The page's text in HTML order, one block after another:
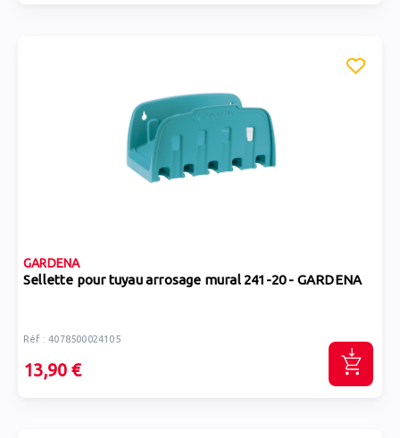
GARDENA
Sellette pour tuyau arrosage mural 241-20 - GARDENA
Réf : 4078500024105
13,90 €